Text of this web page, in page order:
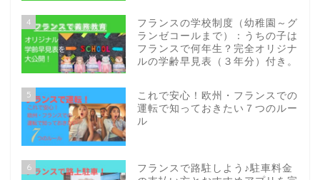
4
フランスの学校制度（幼稚園～グ
ランゼコールまで）：うちの子は
フランスで何年生？完全オリジナ
ルの学齢早見表（３年分）付き。
5
これで安心！欧州・フランスでの
運転で知っておきたい７つのルー
ル
6
フランスで路駐しよう♪駐車料金